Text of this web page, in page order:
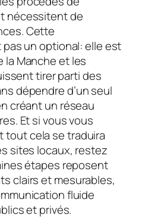
nécessitent de
Cette
pas un optional: elle est
la Manche et les
tirer parti des
dépendre d’un seul
créant un réseau
Et si vous vous
tout cela se traduira
sites locaux, restez
étapes reposent
clairs et mesurables,
fluide
et privés.